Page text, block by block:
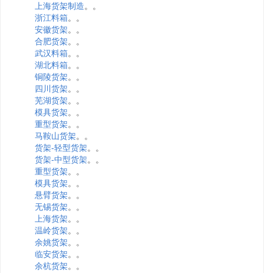
上海货架制造。。
浙江料箱。。
安徽货架。。
合肥货架。。
武汉料箱。。
湖北料箱。。
铜陵货架。。
四川货架。。
芜湖货架。。
模具货架。。
重型货架。。
马鞍山货架。。
货架-轻型货架。。
货架-中型货架。。
重型货架。。
模具货架。。
悬臂货架。。
无锡货架。。
上海货架。。
温岭货架。。
余姚货架。。
临安货架。。
余杭货架。。